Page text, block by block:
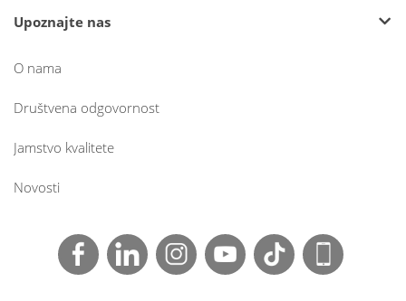
Upoznajte nas
O nama
Društvena odgovornost
Jamstvo kvalitete
Novosti